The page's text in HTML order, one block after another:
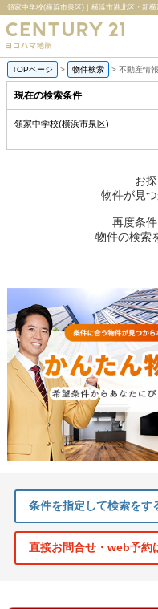
領家中学校(横浜市泉区)｜横浜市港北区・新
TOPページ > 物件検索 > 不動産情
現在の検索条件
領家中学校(横浜市泉区)
お
物件が見
再度条
物件の検索
条件を指定して検索をす
直接お問合せ・web予約